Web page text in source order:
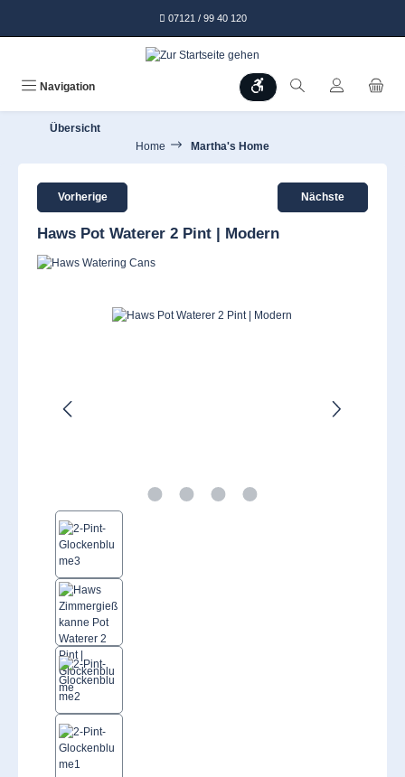
07121 / 99 40 120
Navigation Werkzeugleiste anzeigen
Übersicht
Home
Martha's Home
Vorherige Nächste
Haws Pot Waterer 2 Pint | Modern
Bildergalerie überspringen